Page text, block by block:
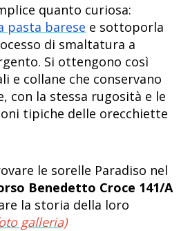
quanto curiosa:
pasta barese e sottoporla
di smaltatura a
Si ottengono così
e collane che conservano
con la stessa rugosità e le
tipiche delle orecchiette
le sorelle Paradiso nel
Benedetto Croce 141/A
la storia della loro
galleria)